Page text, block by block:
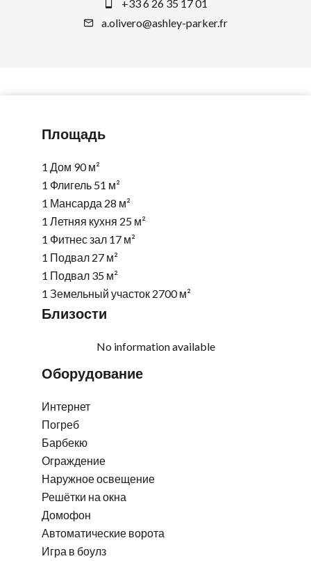
+33 6 26 35 17 01
a.olivero@ashley-parker.fr
Площадь
1 Дом 90 м²
1 Флигель 51 м²
1 Мансарда 28 м²
1 Летняя кухня 25 м²
1 Фитнес зал 17 м²
1 Подвал 27 м²
1 Подвал 35 м²
1 Земельный участок 2700 м²
Близости
No information available
Оборудование
Интернет
Погреб
Барбекю
Ограждение
Наружное освещение
Решётки на окна
Домофон
Автоматические ворота
Игра в боулз